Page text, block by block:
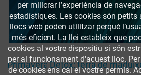
Primavera Detox: terra de
per millorar l’experiència de
estadístiques. Les cookies són petits
llocs web poden utilitzar perquè
més eficient. La llei estableix que
cookies al vostre dispositiu si són
per al funcionament d'aquest lloc.
de cookies ens cal el vostre permís.